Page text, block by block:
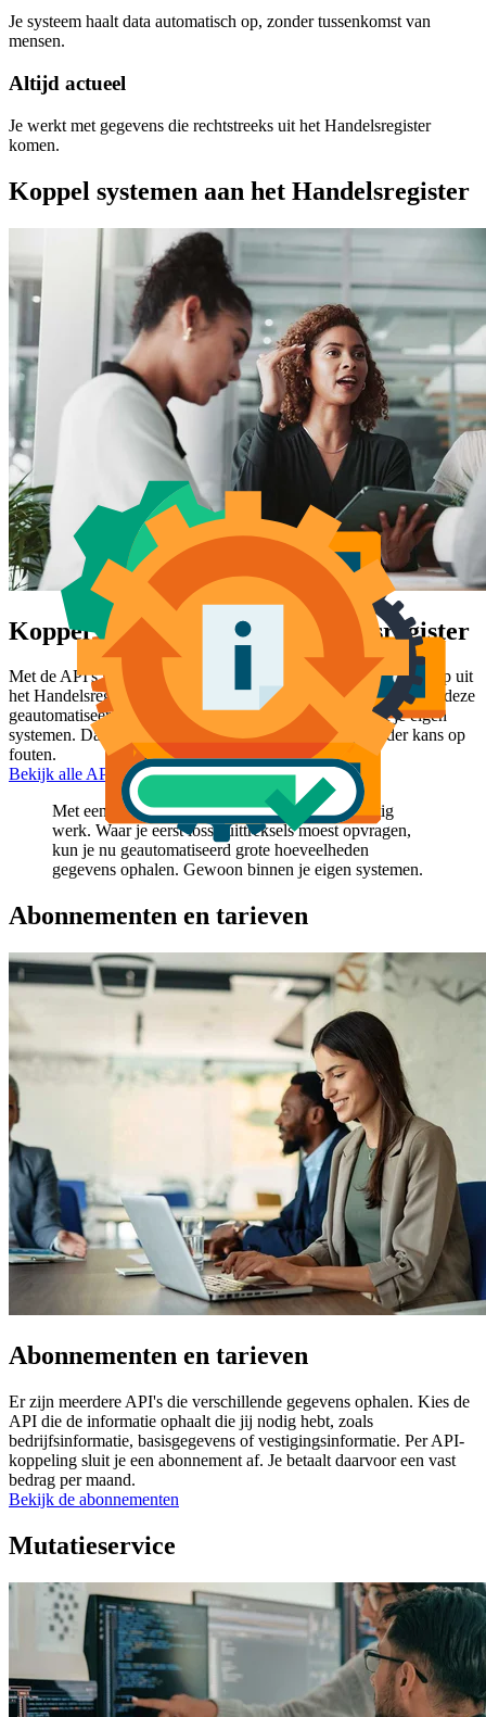
Je systeem haalt data automatisch op, zonder tussenkomst van
mensen.
Altijd actueel
Je werkt met gegevens die rechtstreeks uit het Handelsregister
komen.
Koppel systemen aan het Handelsregister
Koppel systemen aan het Handelsregister
Met de API's van KVK haal je automatisch bedrijfsinformatie op uit
het Handelsregister. Het voordeel van een API-koppeling is dat deze
geautomatiseerd actuele gegevens ophaalt en match met je eigen
systemen. Dat maakt werkprocessen sneller en met minder kans op
fouten.
Bekijk alle API's
Met een API-koppeling bespaar je veel handmatig
werk. Waar je eerst losse uittreksels moest opvragen,
kun je nu geautomatiseerd grote hoeveelheden
gegevens ophalen. Gewoon binnen je eigen systemen.
Abonnementen en tarieven
Abonnementen en tarieven
Er zijn meerdere API's die verschillende gegevens ophalen. Kies de
API die de informatie ophaalt die jij nodig hebt, zoals
bedrijfsinformatie, basisgegevens of vestigingsinformatie. Per API-
koppeling sluit je een abonnement af. Je betaalt daarvoor een vast
bedrag per maand.
Bekijk de abonnementen
Mutatieservice